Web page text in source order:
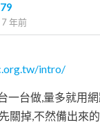
7 年前
intro/
一台做,量多就用
關掉,不然備出來